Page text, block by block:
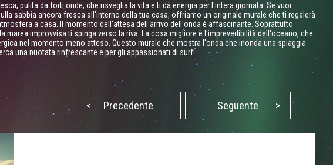
pulita da forti onde, che risveglia la vita e ti dà energia per l'intera giornata. Se vuoi
sabbia ancora fresca all'interno della tua casa, offriamo un originale murale che ti regalerà
a casa. Il momento dell'attesa dell'arrivo dell'onda è affascinante. Soprattutto
marea improvvisa ti spinga verso la riva. La cosa migliore è l'imprevedibilità dell'oceano, che
nel momento meno atteso. Questo murale che mostra l'onda che inonda una spiaggia
una nuotata rinfrescante e per gli appassionati di surf!
< Precedente Seguente >